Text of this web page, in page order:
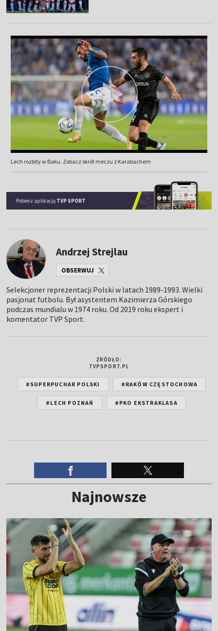
Lech rozbity w Baku. Zobacz skrót meczu z Karabachem
Pobierz aplikację TVP SPORT
Andrzej Strejlau
OBSERWUJ
Selekcjoner reprezentacji Polski w latach 1989-1993. Wielki
pasjonat futbolu. Był asystentem Kazimierza Górskiego
podczas mundialu w 1974 roku. Od 2019 roku ekspert i
komentator TVP Sport.
ŹRÓDŁO:
TVPSPORT.PL
#SUPERPUCHAR POLSKI #RAKÓW CZĘSTOCHOWA
#LECH POZNAŃ #PKO EKSTRAKLASA
Najnowsze